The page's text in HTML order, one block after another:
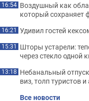
16:54 Воздушный как
который сохраняет
16:21 Удивил гостей
15:31 Шторы устарели:
через стекло одной
13:18 Небанальный
виз, толп туристов
Все новости